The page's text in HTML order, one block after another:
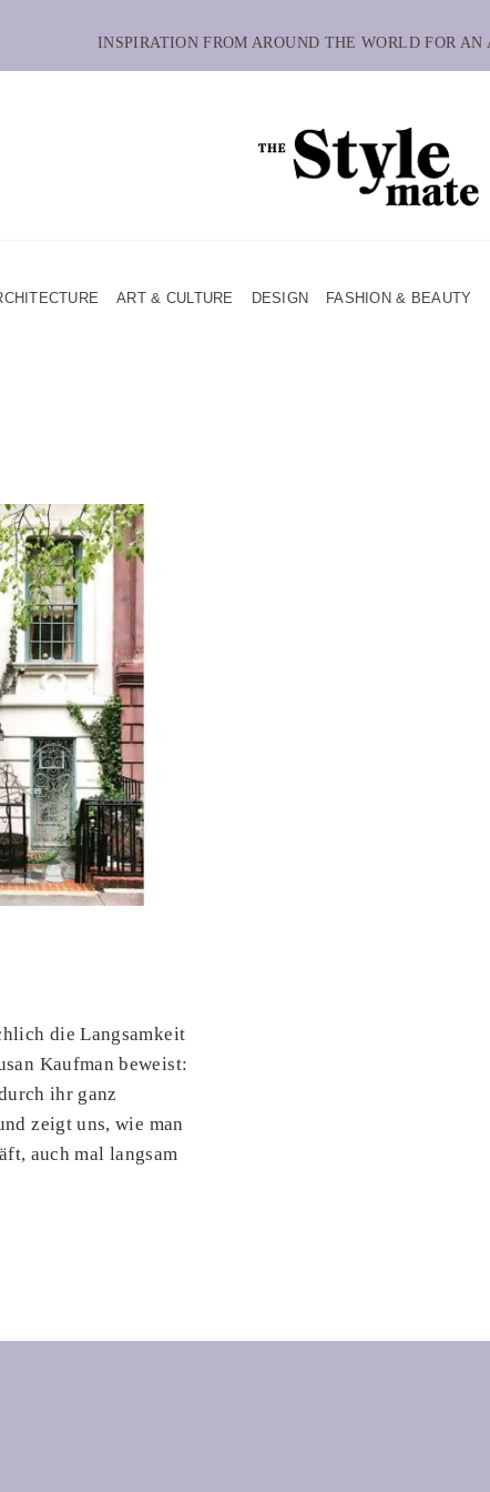
INSPIRATION FROM AROUND THE WORLD FOR
ART & CULTURE DESIGN FASHION & BEAUTY
die Langsamkeit
Kaufman beweist:
ihr ganz
zeigt uns, wie man
auch mal langsam